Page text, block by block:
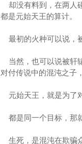
却没有料到，在两人
都是元始天王的算计。
最初的火种可以说，
当然，也可以说被轩
对付传说中的混沌之子
元始天王，就是为了
都是同一个目标，那
生死，是混沌在欺骗